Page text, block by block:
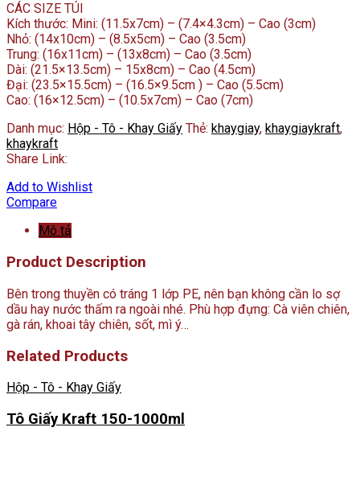
CÁC SIZE TÚI
Kích thước: Mini: (11.5x7cm) – (7.4×4.3cm) – Cao (3cm)
Nhỏ: (14x10cm) – (8.5x5cm) – Cao (3.5cm)
Trung: (16x11cm) – (13x8cm) – Cao (3.5cm)
Dài: (21.5×13.5cm) – 15x8cm) – Cao (4.5cm)
Đại: (23.5×15.5cm) – (16.5×9.5cm ) – Cao (5.5cm)
Cao: (16×12.5cm) – (10.5x7cm) – Cao (7cm)
Danh mục: Hộp - Tô - Khay Giấy Thẻ: khaygiay, khaygiaykraft,
khaykraft
Share Link:
Add to Wishlist
Compare
Mô tả
Product Description
Bên trong thuyền có tráng 1 lớp PE, nên bạn không cần lo sợ
dầu hay nước thấm ra ngoài nhé. Phù hợp đựng: Cà viên chiên,
gà rán, khoai tây chiên, sốt, mì ý…
Related Products
Hộp - Tô - Khay Giấy
Tô Giấy Kraft 150-1000ml